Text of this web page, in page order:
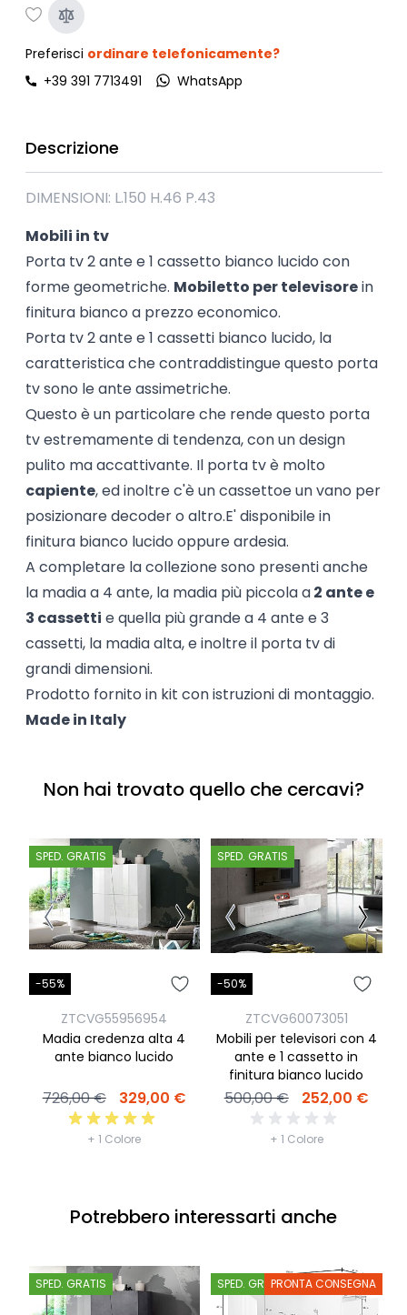
Preferisci ordinare telefonicamente?
+39 391 7713491
WhatsApp
Descrizione
DIMENSIONI: L.150 H.46 P.43
Mobili in tv
Porta tv 2 ante e 1 cassetto bianco lucido con
forme geometriche. Mobiletto per televisorein
finitura bianco a prezzo economico.
Porta tv 2 ante e 1 cassetti bianco lucido, la
caratteristica che contraddistingue questo porta
tv sono le ante assimetriche.
Questo è un particolare che rende questo porta
tv estremamente di tendenza, con un design
pulito ma accattivante. Il porta tv è molto
capiente, ed inoltre c'è un cassettoe un vano per
posizionare decoder o altro.E' disponibile in
finitura bianco lucido oppure ardesia.
A completare la collezione sono presenti anche
la madia a 4 ante, la madia più piccola a2 ante e
3 cassetti e quella più grande a 4 ante e 3
cassetti, la madia alta, e inoltre il porta tv di
grandi dimensioni.
Prodotto fornito in kit con istruzioni di montaggio.
Made in Italy
Non hai trovato quello che cercavi?
SPED. GRATIS
-55%
ZTCVG55956954
Madia credenza alta 4
ante bianco lucido
726,00 € 329,00 €
+ 1 Colore
SPED. GRATIS
-50%
ZTCVG60073051
Mobili per televisori con 4
ante e 1 cassetto in
finitura bianco lucido
500,00 € 252,00 €
+ 1 Colore
Potrebbero interessarti anche
SPED. GRATIS SPED. GRATISPRONTA CONSEGNA